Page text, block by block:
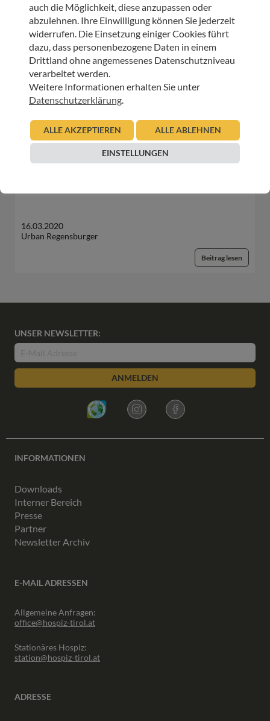
HOSPIZ WELTWEIT
Sterbeverfügung und Assistierter Suizid: Die
Perspektive von HOSPIZ ÖSTERREICH und der
Österreichischen Palliativgesellschaft (OPG)
05.11.2025
Urban Regensburger
16.03.2020
Urban Regensburger
Beitrag lesen
UNSER NEWSLETTER:
ANMELDEN
INFORMATIONEN
Downloads
Interner Bereich
Presse
Partner
Newsletter Archiv
E-MAIL ADRESSEN
Allgemeine Anfragen:
office@hospiz-tirol.at
Stationäres Hospiz:
station@hospiz-tirol.at
ADRESSE
auch die Möglichkeit, diese anzupassen oder
abzulehnen. Ihre Einwilligung können Sie jederzeit
widerrufen. Die Einsetzung einiger Cookies führt
dazu, dass personenbezogene Daten in einem
Drittland ohne angemessenes Datenschutzniveau
verarbeitet werden.
Weitere Informationen erhalten Sie unter
Datenschutzerklärung
ALLE AKZEPTIEREN ALLE ABLEHNEN
EINSTELLUNGEN